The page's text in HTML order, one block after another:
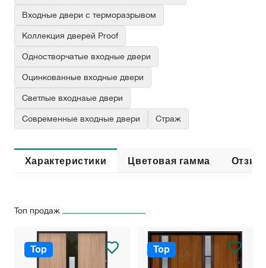
Входные двери с терморазрывом
Коллекция дверей Proof
Одностворчатые входные двери
Оцинкованные входные двери
Светлые входнаые двери
Современные входные двери Страж
Характеристики Цветовая гамма
Топ продаж
Top Top